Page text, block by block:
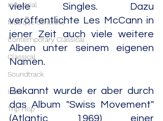
Industrial
Musique concrète
Contemporary Classical
Classical
Soundtrack
India
Trip Hop
viele Singles. Dazu
veröffentlichte Les McCann in
jener Zeit auch viele weitere
Alben unter seinem eigenen
Namen.
Bekannt wurde er aber durch
das Album "Swiss Movement"
(Atlantic, 1969), einer